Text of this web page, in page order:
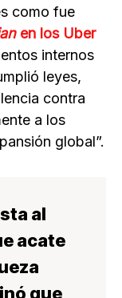
como fue
en los Uber
internos
leyes,
contra
a los
global”.
al
acate
que